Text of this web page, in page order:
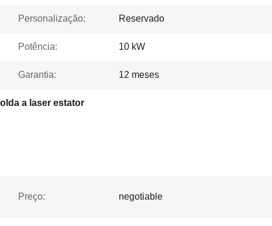
Personalização: Reservado
Potência: 10 kW
Garantia: 12 meses
a laser estator
Preço: negotiable